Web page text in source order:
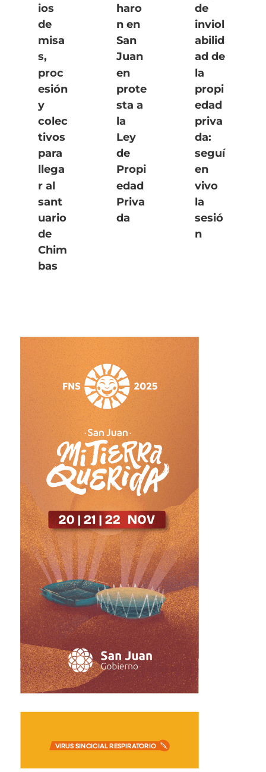
ios
de
misa
s,
proc
esión
y
colec
tivos
para
llega
r al
sant
uario
de
Chim
bas
haro
n en
San
Juan
en
prote
sta a
la
Ley
de
Propi
edad
Priva
da
de
inviol
abilid
ad de
la
propi
edad
priva
da:
seguí
en
vivo
la
sesió
n